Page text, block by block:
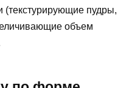
(текстурирующие пудры,
объем